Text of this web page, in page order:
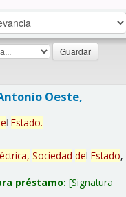
Oeste,
l Estado.
Sociedad del Estado,
préstamo: Signatura